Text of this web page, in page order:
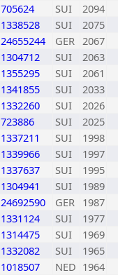
705624 SUI
2094
1338528 SUI
2075
24655244 GER 2067
1304712 SUI
2063
1355295 SUI
2061
1341855 SUI
2033
1332260 SUI
2026
723886 SUI
2025
1337211 SUI
1998
1339966 SUI
1997
1337637 SUI
1995
1304941 SUI
1989
24692590 GER 1987
1331124 SUI
1977
1314475 SUI
1969
1332082 SUI
1965
1018507 NED 1964